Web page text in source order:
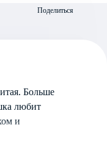
Поделиться
Больше
любит
и